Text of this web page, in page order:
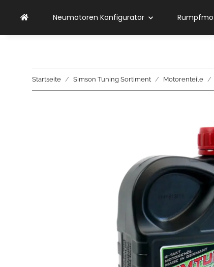
Neumotoren Konfigurator
Startseite Simson Tuning Sortiment Motorenteile